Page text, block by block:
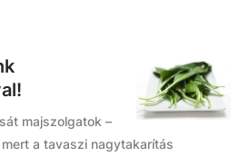
majszolgatok –
a tavaszi nagytakarítás